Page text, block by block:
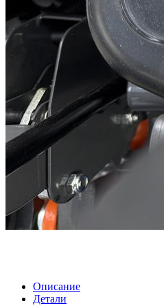
Описание
Детали